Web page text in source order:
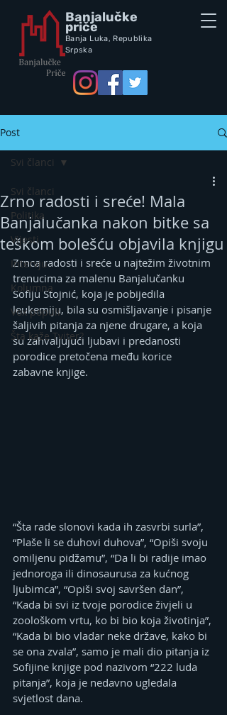
Banjalučke
priče
Banja Luka, Republika
Srpska
Post
Svi članci
Politika
Vijesti
Intervju
Kolumna
Vox populi
Šta kaže Tviter?
Svi članci
Zrno radosti i sreće! Mala
Banjalučanka nakon bitke sa
teškom bolešću objavila knjigu
Zrnca radosti i sreće u najtežim životnim
trenucima za malenu Banjalučanku
Sofiju Stojnić, koja je pobijedila
leukemiju, bila su osmišljavanje i pisanje
šaljivih pitanja za njene drugare, a koja
su zahvaljujući ljubavi i predanosti
porodice pretočena među korice
zabavne knjige.
“Šta rade slonovi kada ih zasvrbi surla”,
“Plaše li se duhovi duhova”, “Opiši svoju
omiljenu pidžamu”, “Da li bi radije imao
jednoroga ili dinosaurusa za kućnog
ljubimca”, “Opiši svoj savršen dan”,
“Kada bi svi iz tvoje porodice živjeli u
zoološkom vrtu, ko bi bio koja životinja”,
“Kada bi bio vladar neke države, kako bi
se ona zvala”, samo je mali dio pitanja iz
Sofijine knjige pod nazivom “222 luda
pitanja”, koja je nedavno ugledala
svjetlost dana.